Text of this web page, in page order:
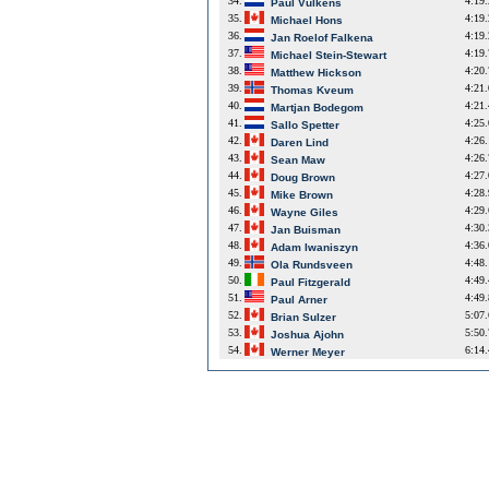
Paul Vulkens
35.
Michael Hons
36.
Jan Roelof Falkena
37.
Michael Stein-Stewart
38.
Matthew Hickson
39.
Thomas Kveum
40.
Martjan Bodegom
41.
Sallo Spetter
42.
Daren Lind
43.
Sean Maw
44.
Doug Brown
45.
Mike Brown
46.
Wayne Giles
47.
Jan Buisman
48.
Adam Iwaniszyn
49.
Ola Rundsveen
50.
Paul Fitzgerald
51.
Paul Arner
52.
Brian Sulzer
53.
Joshua Ajohn
54.
Werner Meyer